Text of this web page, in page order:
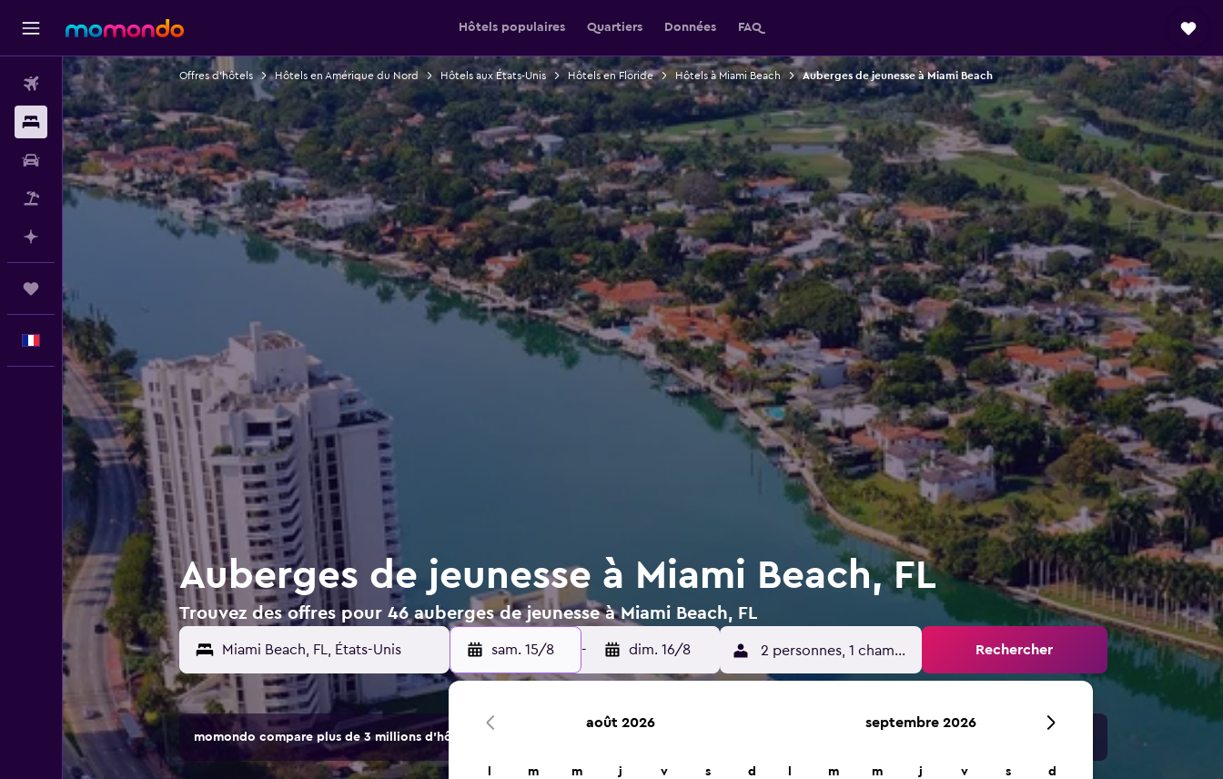
Hôtels populaires Quartiers Données FAQ
Vols
Hébergements
Voitures
Vol+Hôtel
Trips
Français
Offres d’hôtels Hôtels en Amérique du Nord Hôtels aux États-Unis Hôtels en Floride Hôtels à Miami Beach Auberges de jeunesse à Miami Beach
Auberges de jeunesse à Miami Beach, FL
Trouvez des offres pour 46 auberges de jeunesse à Miami Beach, FL
sam. 15/8 - dim. 16/8 2 personnes, 1 chambre Rechercher
momondo compare plus de 3 millions d'hôtels et d'hébergements.
août 2026
m m j v s d
septembre 2026
m m j v s d